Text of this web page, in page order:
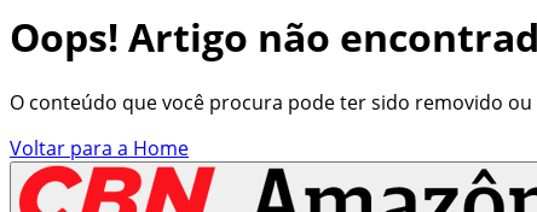
Oops! Artigo não
O conteúdo que você procura pode ter sido removido
Voltar para a Home